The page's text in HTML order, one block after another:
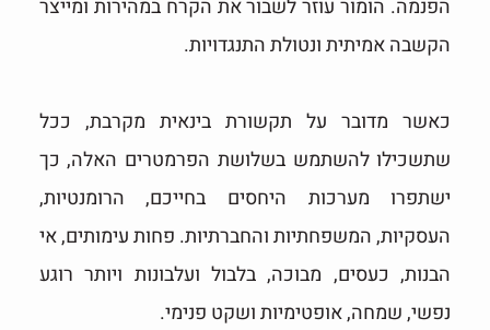
הפנמה. הומור עוזר לשבור את הקרח במהירות ומייצר
הקשבה אמיתית ונטולת התנגדויות.
כאשר מדובר על תקשורת בינאית מקרבת, ככל
שתשכילו להשתמש בשלושת הפרמטרים האלה, כך
ישתפרו מערכות היחסים בחייכם, הרומנטיות,
העסקיות, המשפחתיות והחברתיות. פחות עימותים, אי
הבנות, כעסים, מבוכה, בלבול ועלבונות ויותר רוגע
נפשי, שמחה, אופטימיות ושקט פנימי.